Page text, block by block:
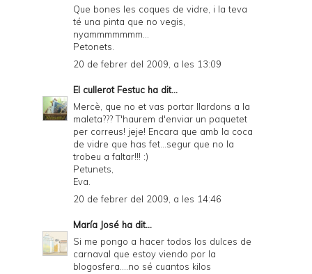
Que bones les coques de vidre, i la teva
té una pinta que no vegis,
nyammmmmmm...
Petonets.
20 de febrer del 2009, a les 13:09
El cullerot Festuc ha dit...
Mercè, que no et vas portar llardons a la
maleta??? T'haurem d'enviar un paquetet
per correus! jeje! Encara que amb la coca
de vidre que has fet...segur que no la
trobeu a faltar!!! :)
Petunets,
Eva.
20 de febrer del 2009, a les 14:46
María José ha dit...
Si me pongo a hacer todos los dulces de
carnaval que estoy viendo por la
blogosfera....no sé cuantos kilos